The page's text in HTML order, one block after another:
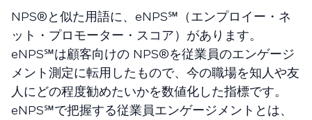
NPS®️と似た用語に、eNPS℠（エンプロイー・ネ
ット・プロモーター・スコア）があります。
eNPS℠は顧客向けの NPS®️を従業員のエンゲージ
メント測定に転用したもので、今の職場を知人や友
人にどの程度勧めたいかを数値化した指標です。
eNPS℠で把握する従業員エンゲージメントとは、